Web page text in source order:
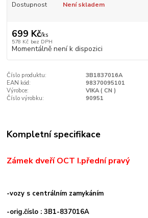
Dostupnost Není skladem
699 Kč/ks
578 Kč bez DPH
Momentálně není k dispozici
Číslo produktu:
3B1837016A
EAN kód:
98370095101
Výrobce:
VIKA ( CN )
Číslo výrobku:
90951
Kompletní specifikace
Zámek dveří OCT I.přední pravý
-vozy s centrálním zamykáním
-orig.číslo : 3B1-837016A